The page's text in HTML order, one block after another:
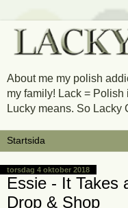
About me my polish
my family! Lack =
Lucky means. So Lacky
torsdag 4 oktober 2018
Essie - It Takes
Drop & Shop